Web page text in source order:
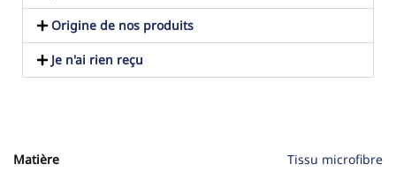
Origine de nos produits
Je n'ai rien reçu
Matière Tissu microfibre